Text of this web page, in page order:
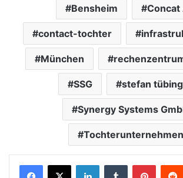
Bensheim Concat
contact-tochter
München
SSG stefan
Synergy Systems
Tochterunternehmen